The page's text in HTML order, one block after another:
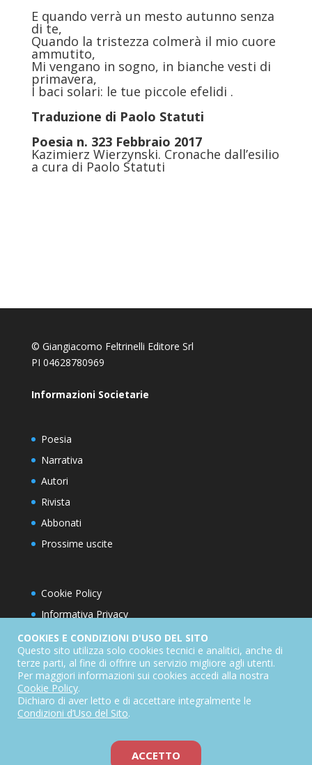
E quando verrà un mesto autunno senza
di te,
Quando la tristezza colmerà il mio cuore
ammutito,
Mi vengano in sogno, in bianche vesti di
primavera,
I baci solari: le tue piccole efelidi .
Traduzione di Paolo Statuti
Poesia n. 323 Febbraio 2017
Kazimierz Wierzynski. Cronache dall’esilio
a cura di Paolo Statuti
© Giangiacomo Feltrinelli Editore Srl
PI 04628780969
Informazioni Societarie
Poesia
Narrativa
Autori
Rivista
Abbonati
Prossime uscite
Cookie Policy
Informativa Privacy
Condizioni d’utilizzo del sito
Condizioni generali di abbonamento
Informativa sul diritto di recesso
Dichiarazione di accessibilità
COOKIES E CONDIZIONI D'USO DEL SITO
Questo sito utilizza solo cookies tecnici e analitici, anche di
terze parti, al fine di offrire un servizio migliore agli utenti.
Per maggiori informazioni sui cookies accedi alla nostra
Cookie Policy.
Dichiaro di aver letto e di accettare integralmente le
Condizioni d’Uso del Sito.
ACCETTO